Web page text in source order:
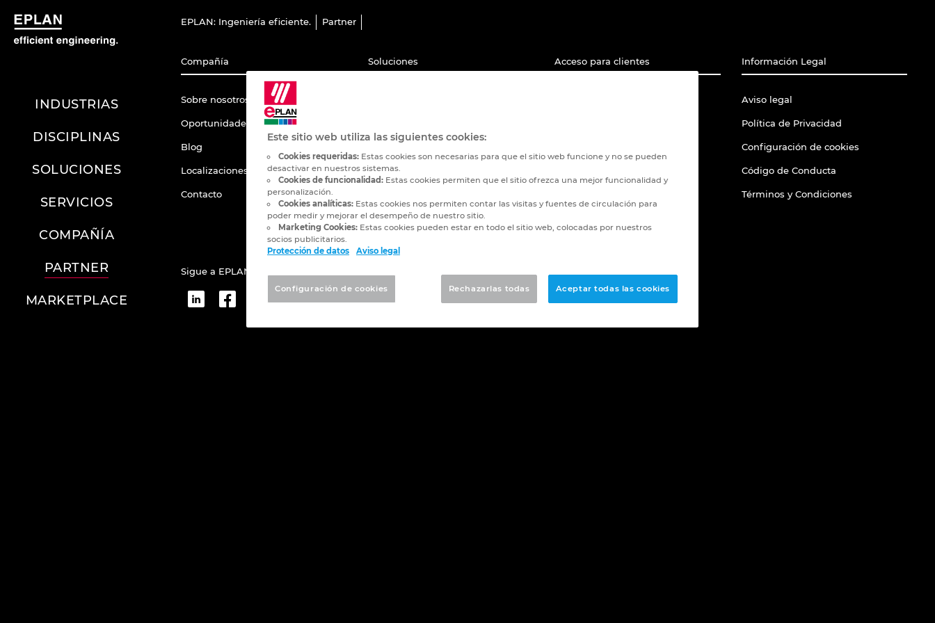
EPLAN: Ingeniería eficiente. Partner
INDUSTRIAS
DISCIPLINAS
SOLUCIONES
SERVICIOS
COMPAÑÍA
PARTNER
MARKETPLACE
Compañía
Sobre nosotros
Oportunidades Profesionales
Blog
Localizaciones
Contacto
Soluciones
Testimonios de clientes
Acceso para clientes Información Legal
Aviso legal
Política de Privacidad
Configuración de cookies
Código de Conducta
Términos y Condiciones
Sigue a EPLAN
Este sitio web utiliza las siguientes cookies:
Cookies requeridas: Estas cookies son necesarias para que el sitio web funcione y no se pueden
desactivar en nuestros sistemas.
Cookies de funcionalidad: Estas cookies permiten que el sitio ofrezca una mejor funcionalidad y
personalización.
Cookies analíticas: Estas cookies nos permiten contar las visitas y fuentes de circulación para
poder medir y mejorar el desempeño de nuestro sitio.
Marketing Cookies: Estas cookies pueden estar en todo el sitio web, colocadas por nuestros
socios publicitarios.
Protección de datos
Aviso legal
Rechazarlas todas Aceptar todas las cookies
Configuración de cookies